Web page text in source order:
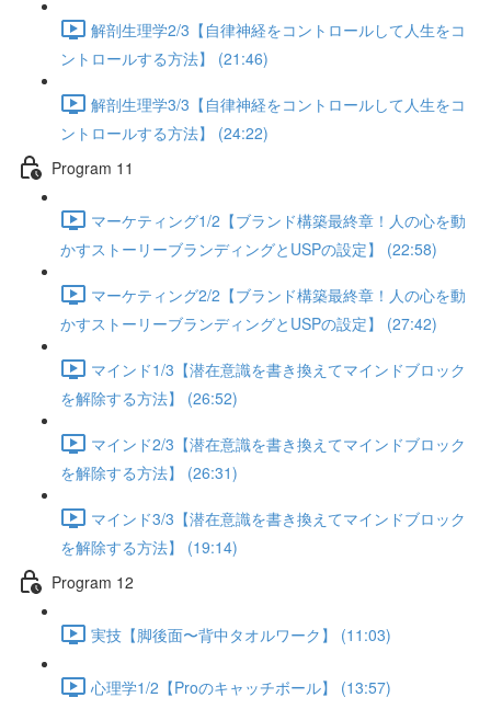
解剖生理学2/3【自律神経をコントロールして人生をコ
ントロールする方法】 (21:46)
解剖生理学3/3【自律神経をコントロールして人生をコ
ントロールする方法】 (24:22)
Program 11
マーケティング1/2【ブランド構築最終章！人の心を動
かすストーリーブランディングとUSPの設定】 (22:58)
マーケティング2/2【ブランド構築最終章！人の心を動
かすストーリーブランディングとUSPの設定】 (27:42)
マインド1/3【潜在意識を書き換えてマインドブロック
を解除する方法】 (26:52)
マインド2/3【潜在意識を書き換えてマインドブロック
を解除する方法】 (26:31)
マインド3/3【潜在意識を書き換えてマインドブロック
を解除する方法】 (19:14)
Program 12
実技【脚後面〜背中タオルワーク】 (11:03)
心理学1/2【Proのキャッチボール】 (13:57)